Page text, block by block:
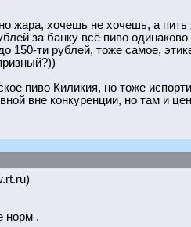
жара, хочешь не хочешь, а пить
за банку всё пиво
150-ти рублей, тоже самое,
пиво Киликия, но тоже
вне конкуренции, но там и
норм .